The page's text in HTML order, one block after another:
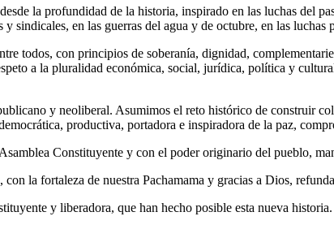
la profundidad de la historia, inspirado en las luchas del
y sindicales, en las guerras del agua y de octubre, en las
todos, con principios de soberanía, dignidad,
a la pluralidad económica, social, jurídica, política y
y neoliberal. Asumimos el reto histórico de construir
productiva, portadora e inspiradora de la paz,
Constituyente y con el poder originario del pueblo,
la fortaleza de nuestra Pachamama y gracias a Dios,
y liberadora, que han hecho posible esta nueva historia.